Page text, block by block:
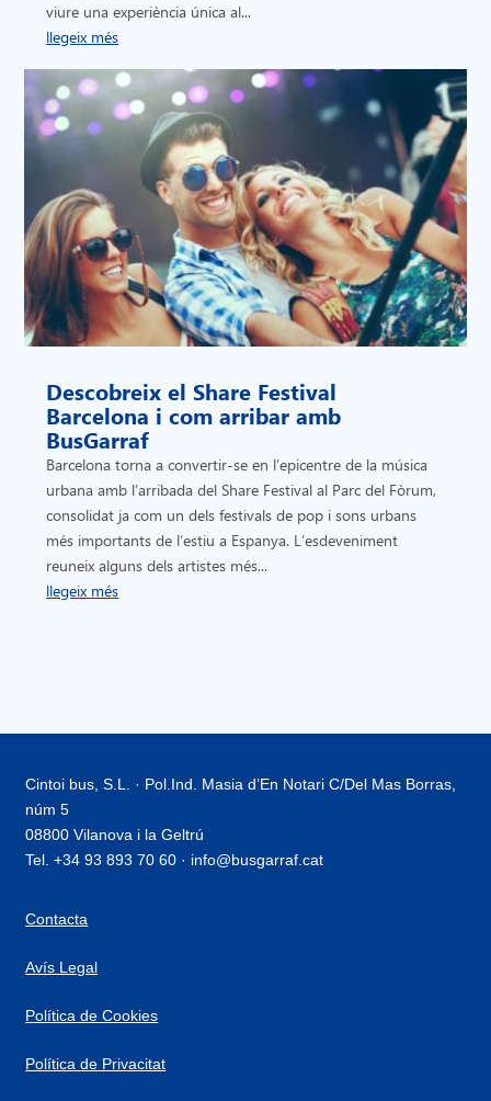
viure una experiència única al...
llegeix més
Descobreix el Share Festival
Barcelona i com arribar amb
BusGarraf
Barcelona torna a convertir-se en l’epicentre de la música
urbana amb l’arribada del Share Festival al Parc del Fòrum,
consolidat ja com un dels festivals de pop i sons urbans
més importants de l’estiu a Espanya. L’esdeveniment
reuneix alguns dels artistes més...
llegeix més
Cintoi bus, S.L. · Pol.Ind. Masia d’En Notari C/Del Mas Borras,
núm 5
08800 Vilanova i la Geltrú
Tel. +34 93 893 70 60 · info@busgarraf.cat
Contacta
Avís Legal
Política de Cookies
Política de Privacitat